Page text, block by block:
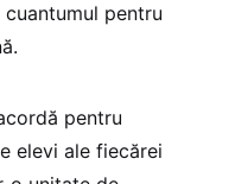
pentru
pentru
elevi ale fiecărei